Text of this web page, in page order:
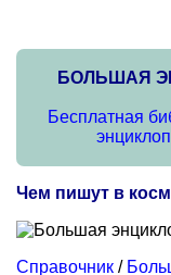
БОЛЬШАЯ
Бесплатная
Чем пишут в
Справочник /